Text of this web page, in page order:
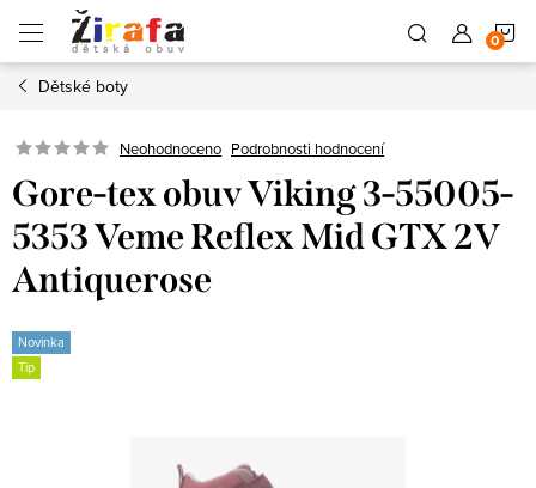
obsah
Dětské boty
Neohodnoceno Podrobnosti hodnocení
Gore-tex obuv Viking 3-55005-
5353 Veme Reflex Mid GTX 2V
Antiquerose
Novinka
Tip